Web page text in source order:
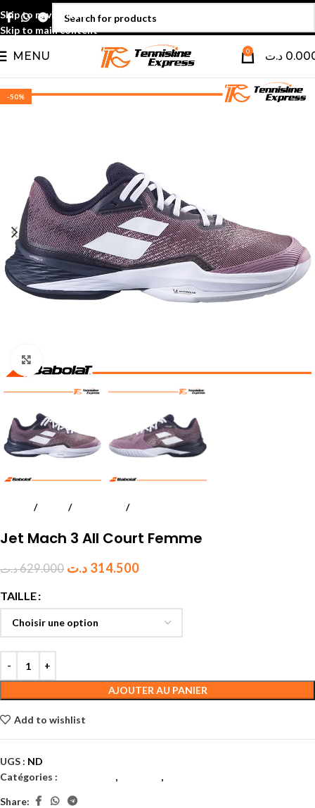
Skip to navigation
Skip to main content
MENU 0 د.ت
-50%
Tennis Chaussures Femmes
Jet Mach 3 All Court Femme
629.000د.ت 314.500 د.ت
TAILLE
AJOUTER AU PANIER
Add to wishlist
UGS : ND
Catégories :
, ,
Share: